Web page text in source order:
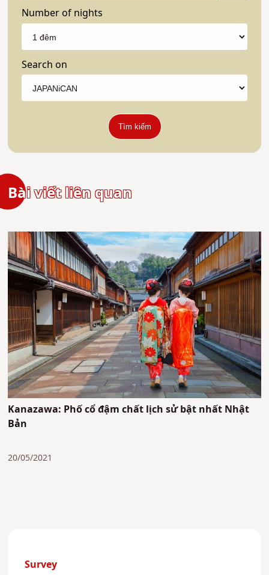
Number of nights
Search on
Tìm kiếm
Bài viết liên quan
Kanazawa: Phố cổ đậm chất lịch sử bật nhất Nhật
Bản
20/05/2021
Survey